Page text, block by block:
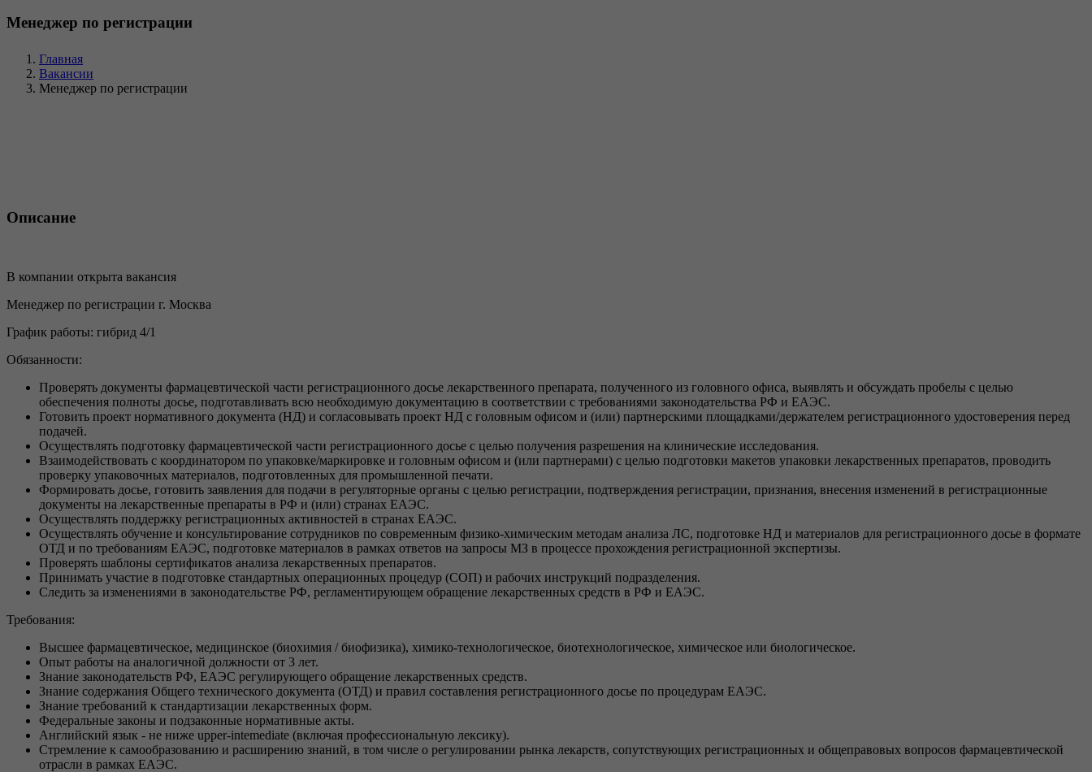
Менеджер по регистрации
Главная
Вакансии
Менеджер по регистрации
Описание
В компании открыта вакансия
Менеджер по регистрации г. Москва
График работы: гибрид 4/1
Обязанности:
Проверять документы фармацевтической части регистрационного досье лекарственного препарата, полученного из головного офиса, выявлять и обсуждать пробелы с целью
обеспечения полноты досье, подготавливать всю необходимую документацию в соответствии с требованиями законодательства РФ и ЕАЭС.
Готовить проект нормативного документа (НД) и согласовывать проект НД с головным офисом и (или) партнерскими площадками/держателем регистрационного удостоверения перед
подачей.
Осуществлять подготовку фармацевтической части регистрационного досье с целью получения разрешения на клинические исследования.
Взаимодействовать с координатором по упаковке/маркировке и головным офисом и (или партнерами) с целью подготовки макетов упаковки лекарственных препаратов, проводить
проверку упаковочных материалов, подготовленных для промышленной печати.
Формировать досье, готовить заявления для подачи в регуляторные органы с целью регистрации, подтверждения регистрации, признания, внесения изменений в регистрационные
документы на лекарственные препараты в РФ и (или) странах ЕАЭС.
Осуществлять поддержку регистрационных активностей в странах ЕАЭС.
Осуществлять обучение и консультирование сотрудников по современным физико-химическим методам анализа ЛС, подготовке НД и материалов для регистрационного досье в формате
ОТД и по требованиям ЕАЭС, подготовке материалов в рамках ответов на запросы МЗ в процессе прохождения регистрационной экспертизы.
Проверять шаблоны сертификатов анализа лекарственных препаратов.
Принимать участие в подготовке стандартных операционных процедур (СОП) и рабочих инструкций подразделения.
Следить за изменениями в законодательстве РФ, регламентирующем обращение лекарственных средств в РФ и ЕАЭС.
Требования:
Высшее фармацевтическое, медицинское (биохимия / биофизика), химико-технологическое, биотехнологическое, химическое или биологическое.
Опыт работы на аналогичной должности от 3 лет.
Знание законодательств РФ, ЕАЭС регулирующего обращение лекарственных средств.
Знание содержания Общего технического документа (ОТД) и правил составления регистрационного досье по процедурам ЕАЭС.
Знание требований к стандартизации лекарственных форм.
Федеральные законы и подзаконные нормативные акты.
Английский язык - не ниже upper-intemediate (включая профессиональную лексику).
Стремление к самообразованию и расширению знаний, в том числе о регулировании рынка лекарств, сопутствующих регистрационных и общеправовых вопросов фармацевтической
отрасли в рамках ЕАЭС.